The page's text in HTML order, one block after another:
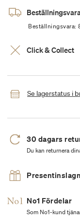
Beställningsvara:
Click & Collect
Se lagerstatus i
30 dagars
Du kan returnera
No1 Fördelar
Som No1-kund